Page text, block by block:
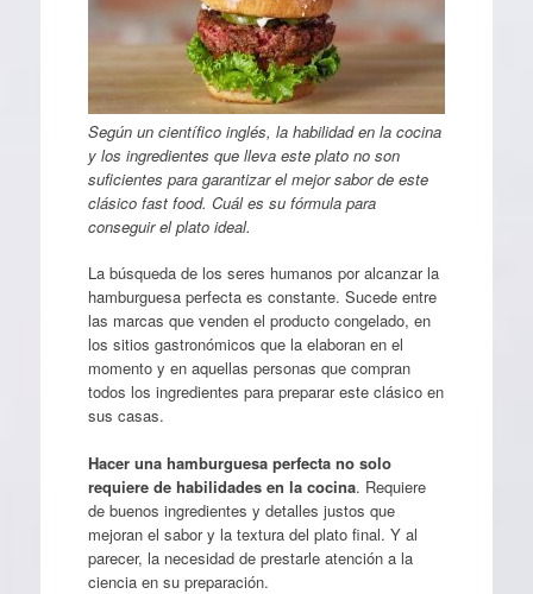
Según un científico inglés, la habilidad en la cocina
y los ingredientes que lleva este plato no son
suficientes para garantizar el mejor sabor de este
clásico fast food. Cuál es su fórmula para
conseguir el plato ideal.
La búsqueda de los seres humanos por alcanzar la
hamburguesa perfecta es constante. Sucede entre
las marcas que venden el producto congelado, en
los sitios gastronómicos que la elaboran en el
momento y en aquellas personas que compran
todos los ingredientes para preparar este clásico en
sus casas.
Hacer una hamburguesa perfecta no solo
requiere de habilidades en la cocina. Requiere
de buenos ingredientes y detalles justos que
mejoran el sabor y la textura del plato final. Y al
parecer, la necesidad de prestarle atención a la
ciencia en su preparación.